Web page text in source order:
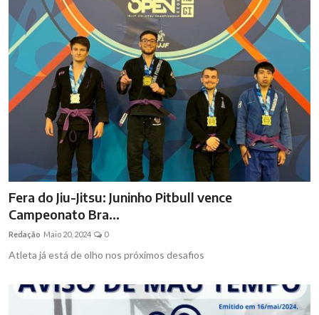
Fera do Jiu-Jitsu: Juninho Pitbull vence
Campeonato Bra...
Redação Maio 20, 2024 0
Atleta já está de olho nos próximos desafios